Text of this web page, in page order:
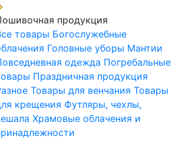
продукция
товары Богослужебные
Головные уборы Мантии
одежда Погребальные
Праздничная продукция
Товары для венчания Товары
крещения Футляры, чехлы,
Храмовые облачения и